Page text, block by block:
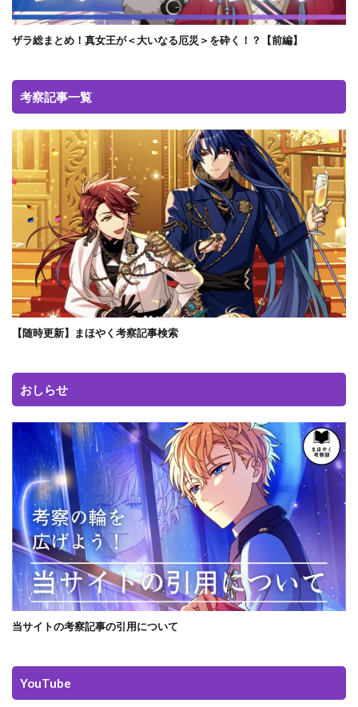
ザラ総まとめ！真女王が＜大いなる厄災＞を砕く！？【前編】
考察記事一覧
【随時更新】まほやく考察記事検索
おしらせ
当サイトの考察記事の引用について
YouTube